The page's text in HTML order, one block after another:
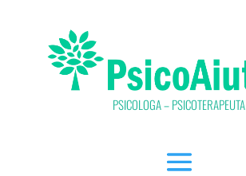
PSICOLOGA – PSICOTERAPEUTA